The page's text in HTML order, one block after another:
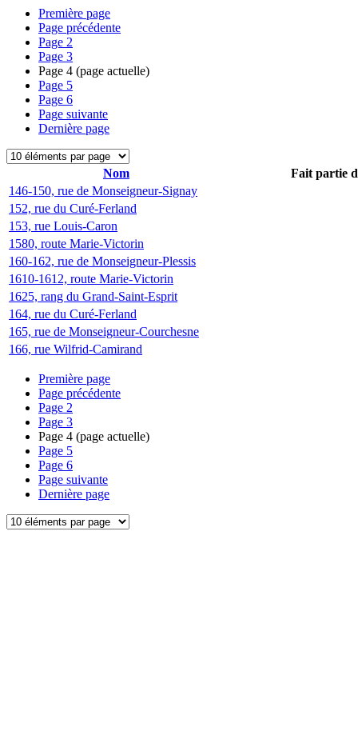
Première page
Page précédente
Page 2
Page 3
Page 4 (page actuelle)
Page 5
Page 6
Page suivante
Dernière page
Nom
Fait partie
146-150, rue de Monseigneur-Signay
152, rue du Curé-Ferland
153, rue Louis-Caron
1580, route Marie-Victorin
160-162, rue de Monseigneur-Plessis
1610-1612, route Marie-Victorin
1625, rang du Grand-Saint-Esprit
164, rue du Curé-Ferland
165, rue de Monseigneur-Courchesne
166, rue Wilfrid-Camirand
Première page
Page précédente
Page 2
Page 3
Page 4 (page actuelle)
Page 5
Page 6
Page suivante
Dernière page